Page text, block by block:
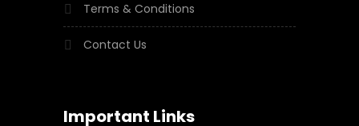
Terms & Conditions
Contact Us
Important Links